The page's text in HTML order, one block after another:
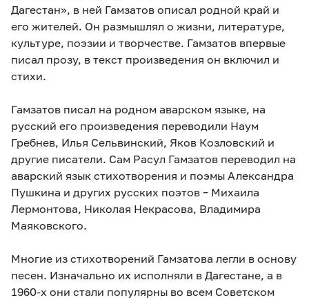
Дагестан», в ней Гамзатов описал родной край и
его жителей. Он размышлял о жизни, литературе,
культуре, поэзии и творчестве. Гамзатов впервые
писал прозу, в текст произведения он включил и
стихи.
Гамзатов писал на родном аварском языке, на
русский его произведения переводили Наум
Гребнев, Илья Сельвинский, Яков Козловский и
другие писатели. Сам Расул Гамзатов переводил на
аварский язык стихотворения и поэмы Александра
Пушкина и других русских поэтов – Михаила
Лермонтова, Николая Некрасова, Владимира
Маяковского.
Многие из стихотворений Гамзатова легли в основу
песен. Изначально их исполняли в Дагестане, а в
1960-х они стали популярны во всем Советском